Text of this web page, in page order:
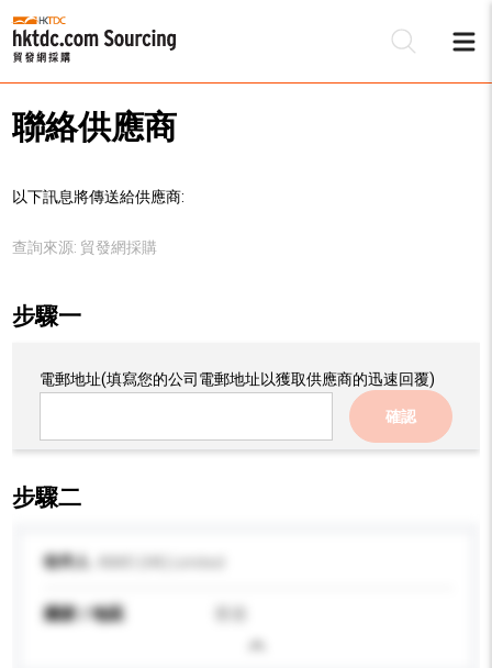
聯絡供應商
以下訊息將傳送給供應商:
查詢來源: 貿發網採購
步驟一
電郵地址(填寫您的公司電郵地址以獲取供應商的迅速回覆)
確認
步驟二
收件人
國家 / 地區